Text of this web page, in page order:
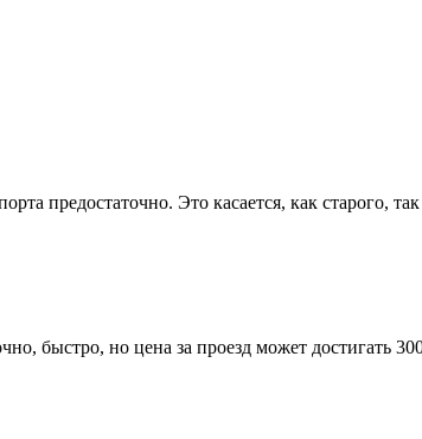
предостаточно. Это касается, как старого,
быстро, но цена за проезд может достигать